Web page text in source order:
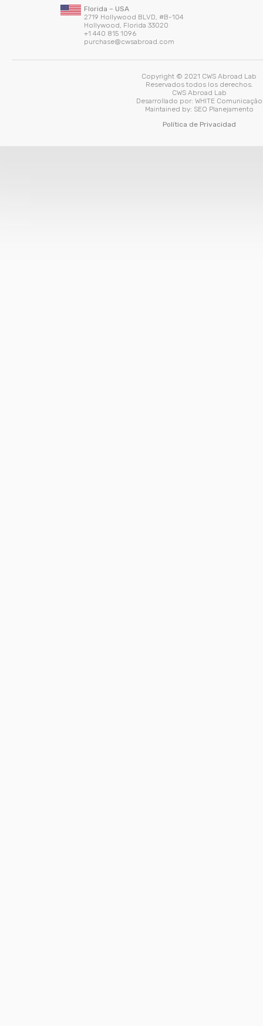
Copyright © 2021 CWS Abroad Lab
Reservados todos los derechos.
CWS Abroad Lab
Desarrollado por: WHITE Comunicação
Maintained by: SEO Planejamento
Política de Privacidad
Florida – USA
2719 Hollywood BLVD, #B-104
Hollywood, Florida 33020
+1 440 815 1096
purchase@cwsabroad.com